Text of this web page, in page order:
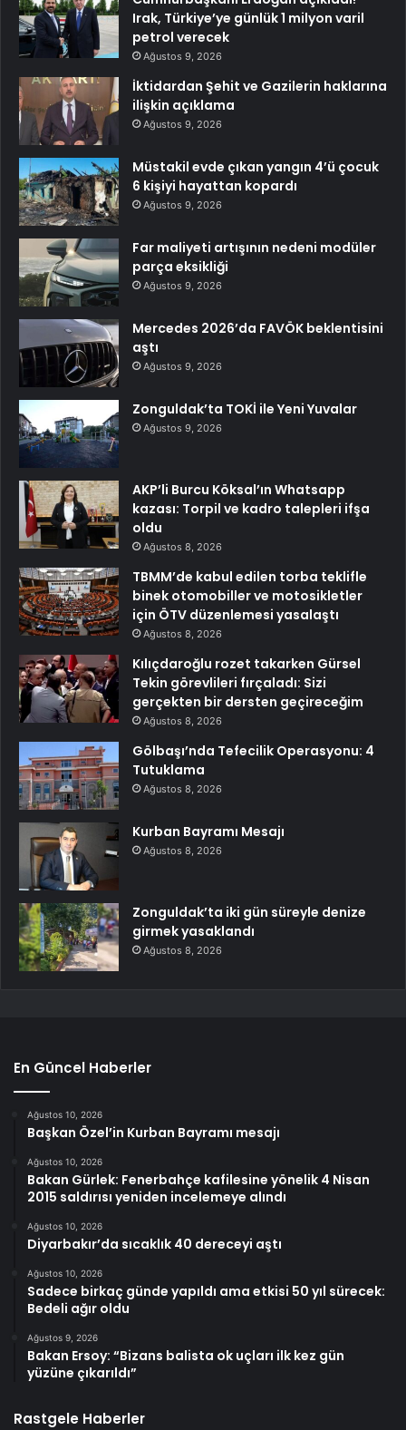
Irak, Türkiye’ye günlük 1 milyon varil
petrol verecek
Ağustos 9, 2026
İktidardan Şehit ve Gazilerin haklarına
ilişkin açıklama
Ağustos 9, 2026
Müstakil evde çıkan yangın 4’ü çocuk
6 kişiyi hayattan kopardı
Ağustos 9, 2026
Far maliyeti artışının nedeni modüler
parça eksikliği
Ağustos 9, 2026
Mercedes 2026’da FAVÖK beklentisini
aştı
Ağustos 9, 2026
Zonguldak’ta TOKİ ile Yeni Yuvalar
Ağustos 9, 2026
AKP’li Burcu Köksal’ın Whatsapp
kazası: Torpil ve kadro talepleri ifşa
oldu
Ağustos 8, 2026
TBMM’de kabul edilen torba teklifle
binek otomobiller ve motosikletler
için ÖTV düzenlemesi yasalaştı
Ağustos 8, 2026
Kılıçdaroğlu rozet takarken Gürsel
Tekin görevlileri fırçaladı: Sizi
gerçekten bir dersten geçireceğim
Ağustos 8, 2026
Gölbaşı’nda Tefecilik Operasyonu: 4
Tutuklama
Ağustos 8, 2026
Kurban Bayramı Mesajı
Ağustos 8, 2026
Zonguldak’ta iki gün süreyle denize
girmek yasaklandı
Ağustos 8, 2026
En Güncel Haberler
Ağustos 10, 2026
Başkan Özel’in Kurban Bayramı mesajı
Ağustos 10, 2026
Bakan Gürlek: Fenerbahçe kafilesine yönelik 4 Nisan
2015 saldırısı yeniden incelemeye alındı
Ağustos 10, 2026
Diyarbakır’da sıcaklık 40 dereceyi aştı
Ağustos 10, 2026
Sadece birkaç günde yapıldı ama etkisi 50 yıl sürecek:
Bedeli ağır oldu
Ağustos 9, 2026
Bakan Ersoy: “Bizans balista ok uçları ilk kez gün
yüzüne çıkarıldı”
Rastgele Haberler